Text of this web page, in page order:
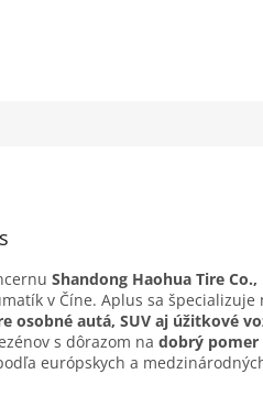
Shandong Haohua Tire Co.,
v Číne. Aplus sa špecializuje
osobné autá, SUV aj úžitkové
s dôrazom na dobrý pomer
európskych a